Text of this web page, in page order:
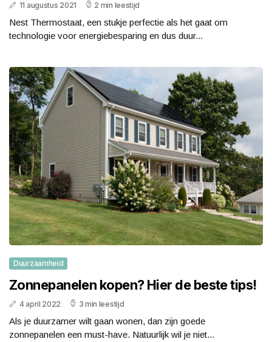
11 augustus 2021 2 min leestijd
Nest Thermostaat, een stukje perfectie als het gaat om
technologie voor energiebesparing en dus duur...
Duurzaamheid
Zonnepanelen kopen? Hier de beste tips!
4 april 2022 3 min leestijd
Als je duurzamer wilt gaan wonen, dan zijn goede
zonnepanelen een must-have. Natuurlijk wil je niet...